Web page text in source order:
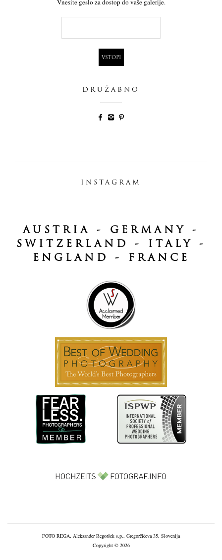
Vnesite geslo za dostop do vaše galerije.
DRUŽABNO
INSTAGRAM
AUSTRIA - GERMANY -
SWITZERLAND - ITALY -
ENGLAND - FRANCE
FOTO REGA, Aleksander Regoršek s.p., Gregorčičeva 35, Slovenija
Copyright © 2026